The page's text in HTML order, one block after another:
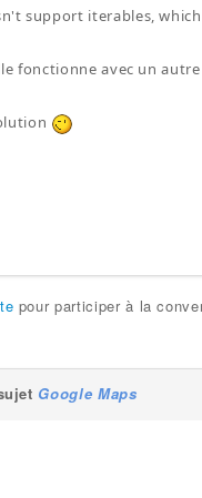
support iterables,
fonctionne avec un
pour participer à la
Google Maps